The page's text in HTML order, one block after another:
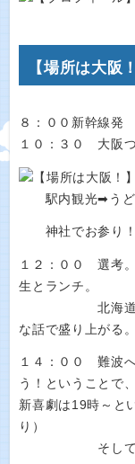
【場所は大阪
８：００新幹線発
１０：３０ 大阪
駅内観光➡うど
神社でお参り！
１２：００ 選考
生とランチ。
北海道とか九
な話で盛り上がる。
１４：００ 難波
う！ということで
新喜劇は19時～と
り）
そして、地元